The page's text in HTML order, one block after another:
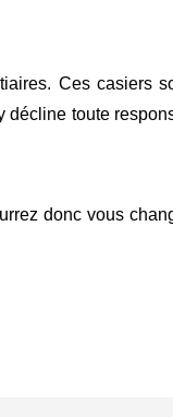
Ces casiers
décline toute
donc vous